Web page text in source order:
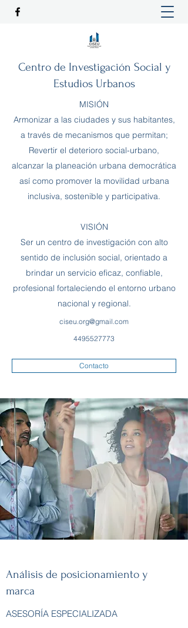
Centro de Investigación Social y
Estudios Urbanos
MISIÓN
Armonizar a las ciudades y sus habitantes,
a través de mecanismos que permitan;
Revertir el deterioro social-urbano,
alcanzar la planeación urbana democrática
así como promover la movilidad urbana
inclusiva, sostenible y participativa.
VISIÓN
Ser un centro de investigación con alto
sentido de inclusión social, orientado a
brindar un servicio eficaz, confiable,
profesional fortaleciendo el entorno urbano
nacional y regional.
ciseu.org@gmail.com
4495527773
Contacto
Análisis de posicionamiento y
marca
ASESORÍA ESPECIALIZADA